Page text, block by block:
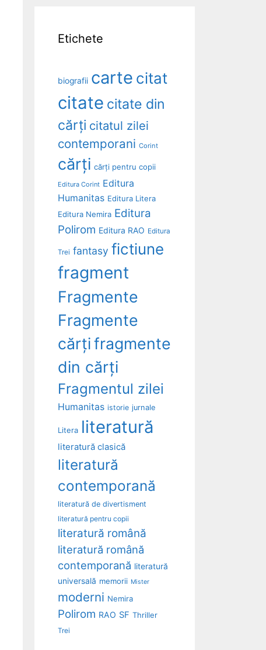
Etichete
biografii carte citat
citate citate din
cărți citatul zilei
contemporani Corint
cărți cărți pentru copii
Editura Corint Editura
Humanitas Editura Litera
Editura Nemira Editura
Polirom Editura RAO Editura
Trei fantasy fictiune
fragment
Fragmente
Fragmente
cărțifragmente
din cărți
Fragmentul zilei
Humanitas istorie jurnale
Litera literatură
literatură clasică
literatură
contemporană
literatură de divertisment
literatură pentru copii
literatură română
literatură română
contemporană literatură
universală memorii Mister
moderni Nemira
Polirom RAO SF Thriller
Trei